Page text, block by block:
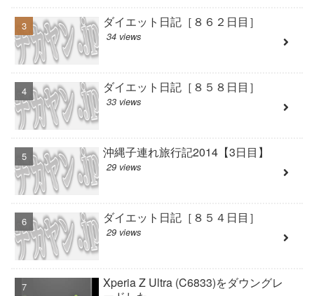
ダイエット日記［８６２日目］
34 views
ダイエット日記［８５８日目］
33 views
沖縄子連れ旅行記2014【3日目】
29 views
ダイエット日記［８５４日目］
29 views
Xperia Z Ultra (C6833)をダウングレ